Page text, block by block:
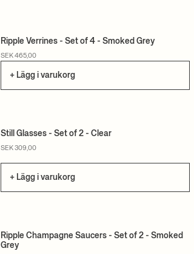
Ripple Verrines - Set of 4 - Smoked Grey
SEK 465,00
+ Lägg i varukorg
Still Glasses - Set of 2 - Clear
SEK 309,00
+ Lägg i varukorg
Ripple Champagne Saucers - Set of 2 - Smoked
Grey